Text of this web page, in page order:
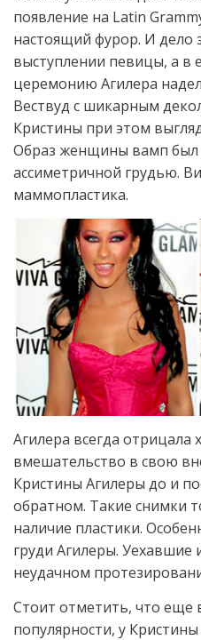
появление на Latin
настоящий фурор. И дело
выступлении певицы, а в
церемонию Агилера
Вествуд с шикарным
Кристины при этом
Образ женщины вамп был
ассиметричной грудью.
маммопластика.
Агилера всегда отрицала
вмешательство в свою
Кристины Агилеры до и
обратном. Такие снимки
наличие пластики.
груди Агилеры. Уехавшие
неудачном
Стоит отметить, что еще
популярности, у